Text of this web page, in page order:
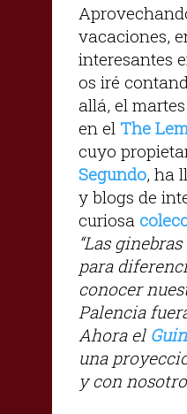
vacaciones,
interesantes
os iré
allá, el
en el The
cuyo
Segundo, ha
y blogs de
curiosa
“Las
para
conocer
Palencia
Ahora el
una
y con